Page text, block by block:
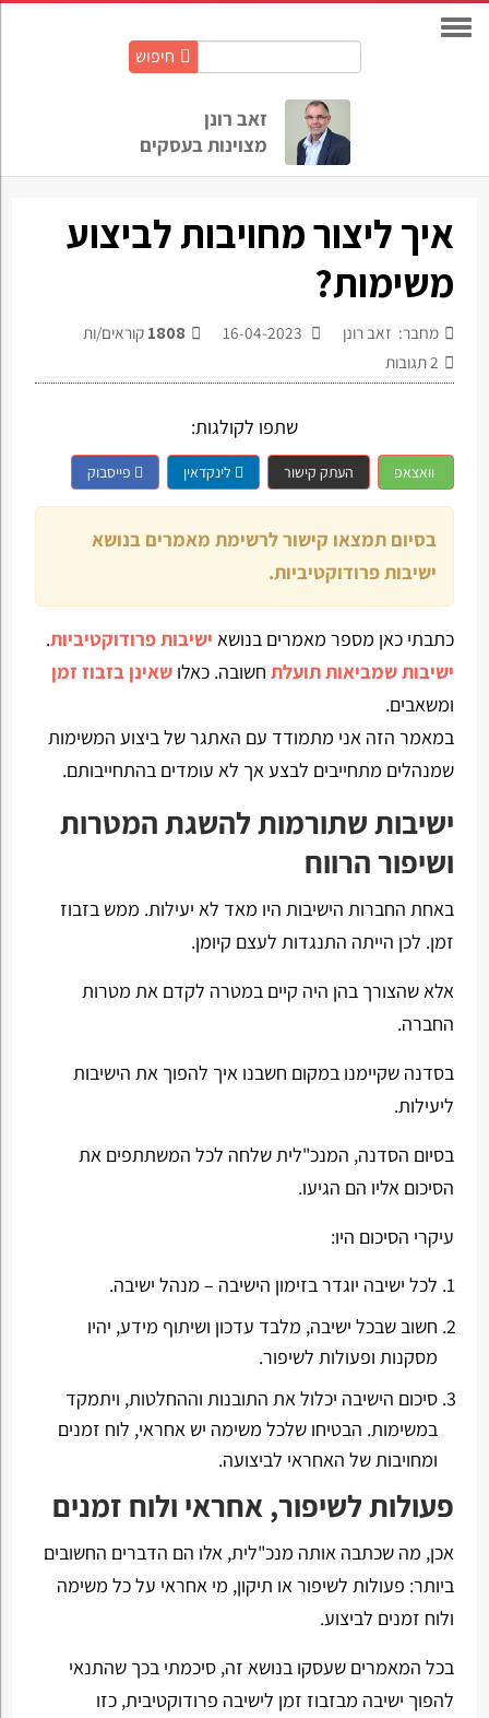
חיפוש
זאב רונן
מצוינות בעסקים
איך ליצור מחויבות לביצוע
משימות?
מחבר: זאב רונן 1808 קוראים/ות
2תגובות
שתפו לקולגות:
וואצאפ העתק קישור לינקדאין פייסבוק
בסיום תמצאו קישור לרשימת מאמרים בנושא
ישיבות פרודוקטיביות.
כתבתי כאן מספר מאמרים בנושא ישיבות פרודוקטיביות.
ישיבות שמביאות תועלתחשובה. כאלו שאינן בזבוז זמן
ומשאבים.
במאמר הזה אני מתמודד עם האתגר של ביצוע המשימות
שמנהלים מתחייבים לבצע אך לא עומדים בהתחייבותם.
ישיבות שתורמות להשגת המטרות
ושיפור הרווח
באחת החברות הישיבות היו מאד לא יעילות. ממש בזבוז
זמן. לכן הייתה התנגדות לעצם קיומן.
אלא שהצורך בהן היה קיים במטרה לקדם את מטרות
החברה.
בסדנה שקיימנו במקום חשבנו איך להפוך את הישיבות
ליעילות.
בסיום הסדנה, המנכ"לית שלחה לכל המשתתפים את
הסיכום אליו הם הגיעו.
עיקרי הסיכום היו:
לכל ישיבה יוגדר בזימון הישיבה – מנהל ישיבה.
חשוב שבכל ישיבה, מלבד עדכון ושיתוף מידע, יהיו
מסקנות ופעולות לשיפור.
סיכום הישיבה יכלול את התובנות וההחלטות, ויתמקד
במשימות. הבטיחו שלכל משימה יש אחראי, לוח זמנים
ומחויבות של האחראי לביצועה.
פעולות לשיפור, אחראי ולוח זמנים
אכן, מה שכתבה אותה מנכ"לית, אלו הם הדברים החשובים
ביותר: פעולות לשיפור או תיקון, מי אחראי על כל משימה
ולוח זמנים לביצוע.
בכל המאמרים שעסקו בנושא זה, סיכמתי בכך שהתנאי
להפוך ישיבה מבזבוז זמן לישיבה פרודוקטיבית, כזו